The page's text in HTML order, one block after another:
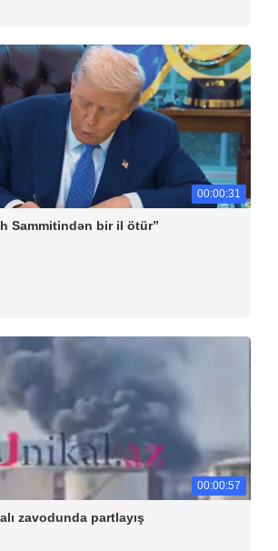
00:00:31
Sammitindən bir il ötür”
00:00:57
zavodunda partlayış